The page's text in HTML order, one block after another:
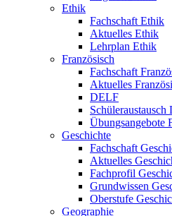
Ethik
Fachschaft Ethik
Aktuelles Ethik
Lehrplan Ethik
Französisch
Fachschaft
Aktuelles
DELF
Schüleraustausch
Übungsangebote
Geschichte
Fachschaft
Aktuelles
Fachprofil
Grundwissen
Oberstufe
Geographie